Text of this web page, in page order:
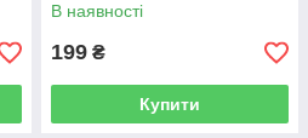
В наявності
199 ₴
Купити